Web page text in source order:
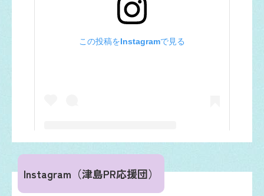
この投稿をInstagramで見る
Instagram （津島PR応援団）